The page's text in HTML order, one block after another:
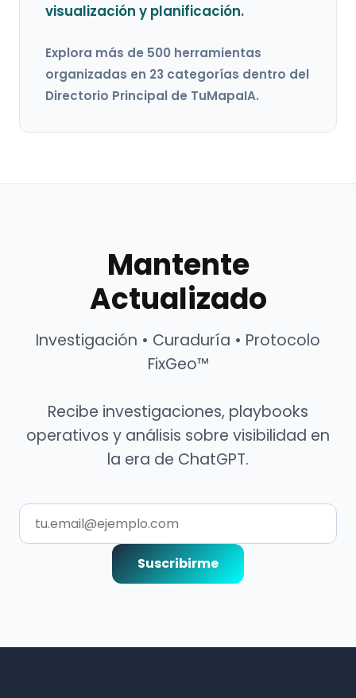
visualización y planificación.
Explora más de 500 herramientas
organizadas en 23 categorías dentro del
Directorio Principal de TuMapaIA.
Mantente
Actualizado
Investigación • Curaduría • Protocolo
FixGeo™
Recibe investigaciones, playbooks
operativos y análisis sobre visibilidad en
la era de ChatGPT.
Suscribirme